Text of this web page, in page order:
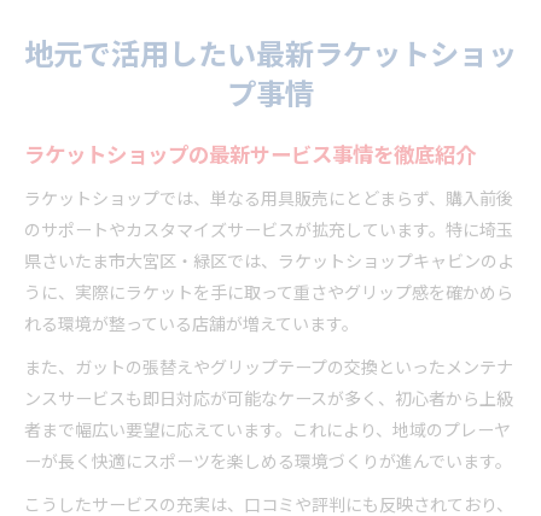
地元で活用したい最新ラケットショッ
プ事情
ラケットショップの最新サービス事情を徹底紹介
ラケットショップでは、単なる用具販売にとどまらず、購入前後
のサポートやカスタマイズサービスが拡充しています。特に埼玉
県さいたま市大宮区・緑区では、ラケットショップキャビンのよ
うに、実際にラケットを手に取って重さやグリップ感を確かめら
れる環境が整っている店舗が増えています。
また、ガットの張替えやグリップテープの交換といったメンテナ
ンスサービスも即日対応が可能なケースが多く、初心者から上級
者まで幅広い要望に応えています。これにより、地域のプレーヤ
ーが長く快適にスポーツを楽しめる環境づくりが進んでいます。
こうしたサービスの充実は、口コミや評判にも反映されており、